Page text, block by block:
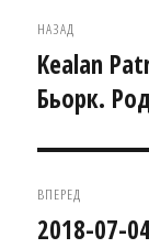
записів
НАЗАД
Попередній
запис:
Kealan
Бьорк.
ВПЕРЕД
Наступний
2018-07-